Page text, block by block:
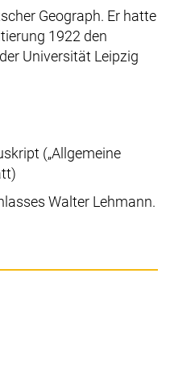
Geograph. Er hatte
1922 den
Universität Leipzig
(„Allgemeine
Walter Lehmann.